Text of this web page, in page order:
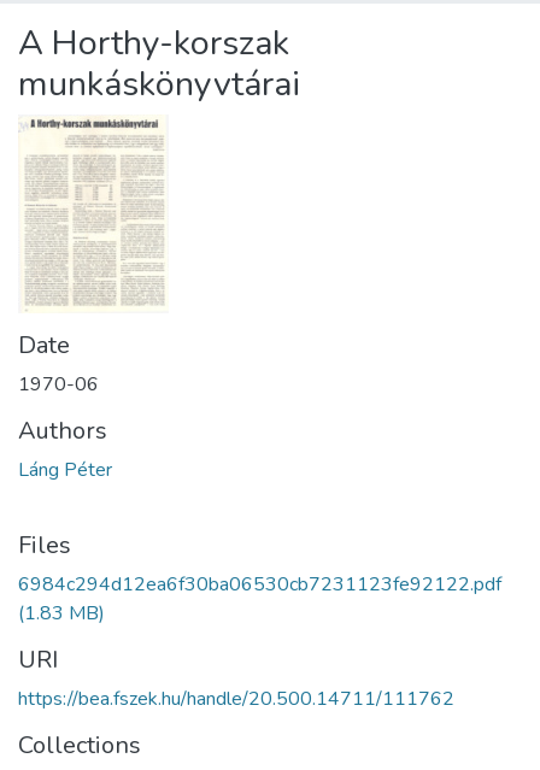
About us
A Horthy-korszak
munkáskönyvtárai
Date
1970-06
Authors
Láng Péter
Files
6984c294d12ea6f30ba06530cb7231123fe92122.pdf
(1.83 MB)
URI
https://bea.fszek.hu/handle/20.500.14711/111762
Collections